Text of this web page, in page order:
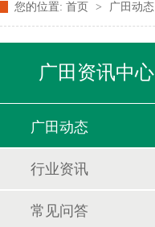
您的位置: 首页 > 广田动态
广田资讯中心
广田动态
行业资讯
常见问答